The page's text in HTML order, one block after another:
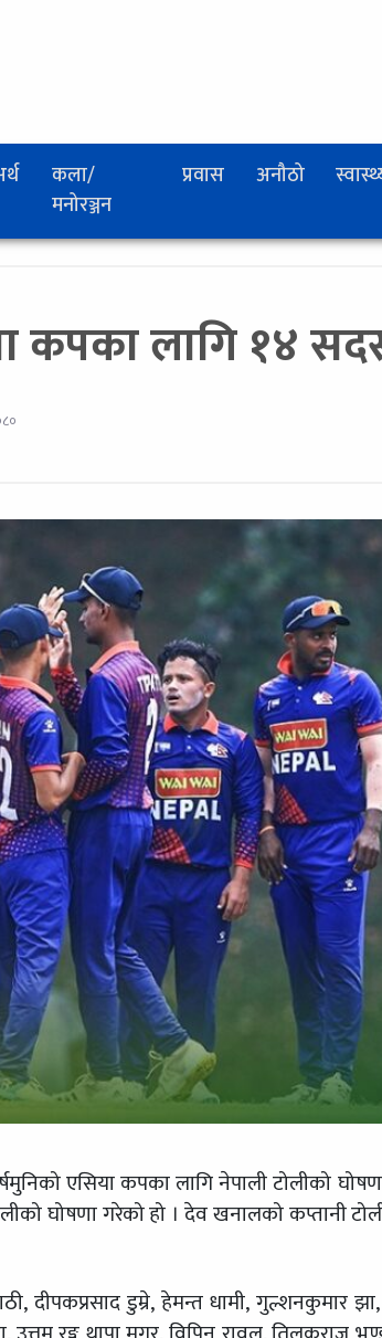
कला/
मनोरञ्जन
प्रवास अनौठो
कपका लागि १४
एसिया कपका लागि नेपाली टोलीको
घोषणा गरेको हो । देव खनालको कप्तानी
दीपकप्रसाद डुम्रे, हेमन्त धामी, गुल्शनकुमार